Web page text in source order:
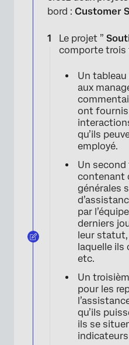
bord : Customer
Le projet ”
comporte trois
Un
aux
ont fournis
qu’ils
employé.
Un second
contenant
générales
par
derniers
leur statut,
laquelle ils
etc.
Un
pour les
qu’ils
ils se